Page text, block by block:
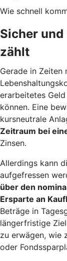
Wie schnell
Sicher
zählt
Gerade in Zeiten
erarbeitetes
können. Eine
kursneutrale
Zeitraum bei
Zinsen.
Allerdings kann
aufgefressen
über den
Ersparte an
Beträge in
längerfristige
zu erwägen, wie
oder